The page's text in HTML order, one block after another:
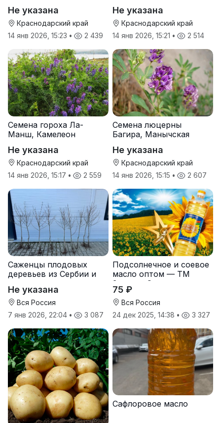
Не указана
Краснодарский край
14 янв 2026, 15:23 • 2 439
Не указана
Краснодарский край
14 янв 2026, 15:21 • 2 514
Семена гороха Ла-
Манш, Камелеон
Не указана
Краснодарский край
14 янв 2026, 15:17 • 2 559
Семена люцерны
Багира, Манычская
Не указана
Краснодарский край
14 янв 2026, 15:15 • 2 607
Саженцы плодовых
деревьев из Сербии и
Не указана
Вся Россия
7 янв 2026, 22:04 • 3 087
Подсолнечное и соевое
масло оптом — ТМ
Золотая Семечка
75 ₽
Вся Россия
24 дек 2025, 14:38 • 3 327
Сафлоровое масло